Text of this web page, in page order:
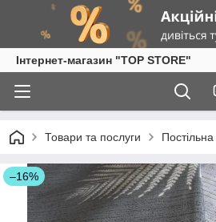
Інтернет-магазин "TOP STORE"
Товари та послуги Постільна
–16%